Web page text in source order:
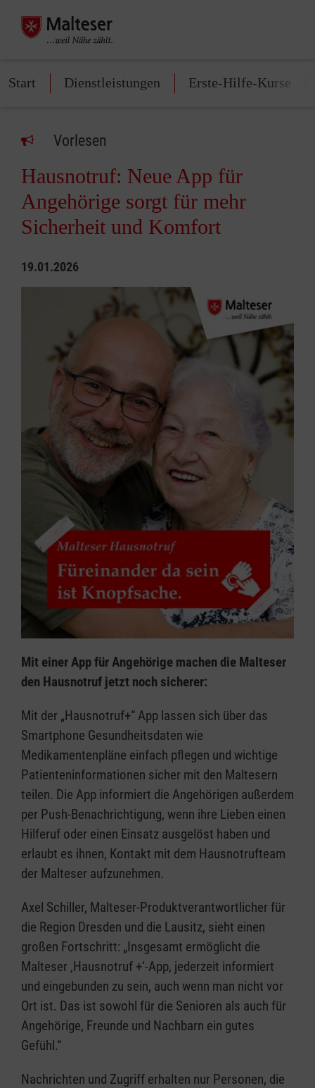
Start Dienstleistungen Erste-Hilfe-Kurse
Vorlesen
Hausnotruf: Neue App für
Angehörige sorgt für mehr
Sicherheit und Komfort
19.01.2026
Mit einer App für Angehörige machen die Malteser
den Hausnotruf jetzt noch sicherer:
Mit der „Hausnotruf+“ App lassen sich über das
Smartphone Gesundheitsdaten wie
Medikamentenpläne einfach pflegen und wichtige
Patienteninformationen sicher mit den Maltesern
teilen. Die App informiert die Angehörigen außerdem
per Push-Benachrichtigung, wenn ihre Lieben einen
Hilferuf oder einen Einsatz ausgelöst haben und
erlaubt es ihnen, Kontakt mit dem Hausnotrufteam
der Malteser aufzunehmen.
Axel Schiller, Malteser-Produktverantwortlicher für
die Region Dresden und die Lausitz, sieht einen
großen Fortschritt: „Insgesamt ermöglicht die
Malteser ‚Hausnotruf +‘-App, jederzeit informiert
und eingebunden zu sein, auch wenn man nicht vor
Ort ist. Das ist sowohl für die Senioren als auch für
Angehörige, Freunde und Nachbarn ein gutes
Gefühl.“
Nachrichten und Zugriff erhalten nur Personen, die